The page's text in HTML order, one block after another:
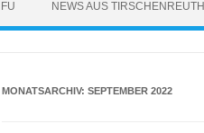
FU NEWS AUS TIRSCHENREUTH
MONATSARCHIV: SEPTEMBER 2022